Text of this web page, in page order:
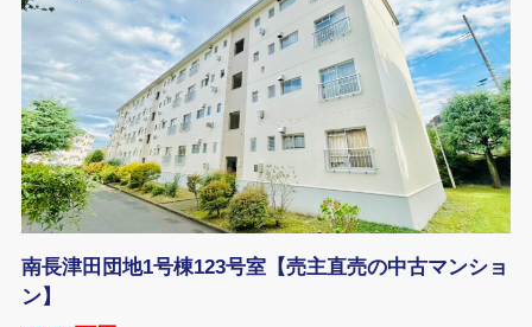
南長津田団地1号棟123号室【売主直売の中古マンショ
ン】